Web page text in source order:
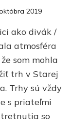
2019
ako divák /
atmosféra
som mohla
trh v Starej
Trhy sú vždy
s priateľmi
so